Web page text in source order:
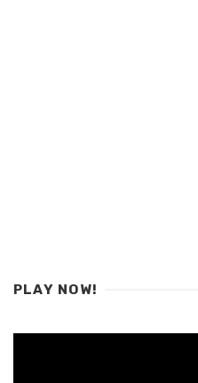
PLAY NOW!